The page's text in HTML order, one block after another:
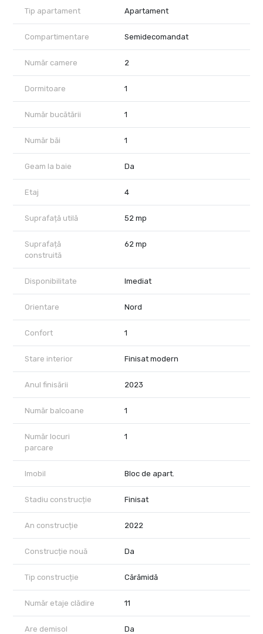
Tip apartament Apartament
Compartimentare Semidecomandat
Număr camere 2
Dormitoare 1
Număr bucătării 1
Număr băi 1
Geam la baie Da
Etaj 4
Suprafață utilă 52 mp
Suprafață
construită
62 mp
Disponibilitate Imediat
Orientare Nord
Confort 1
Stare interior Finisat modern
Anul finisării 2023
Număr balcoane 1
Număr locuri
parcare
1
Imobil Bloc de apart.
Stadiu construcție Finisat
An construcție 2022
Construcție nouă Da
Tip construcție Cărămidă
Număr etaje clădire 11
Are demisol Da